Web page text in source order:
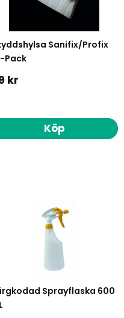
Sanifix/Profix
Pack
kr
Köp
Sprayflaska 600